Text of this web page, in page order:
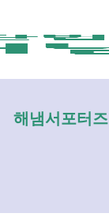
해냄서포터즈